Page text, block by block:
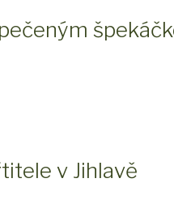
v Jihlavě